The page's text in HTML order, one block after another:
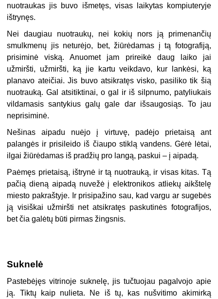
nuotraukas jis buvo išmetęs, visas laikytas kompiuteryje
ištrynęs.
Nei daugiau nuotraukų, nei kokių nors ją primenančių
smulkmenų jis neturėjo, bet, žiūrėdamas į tą fotografiją,
prisiminė viską. Anuomet jam prireikė daug laiko jai
užmiršti, užmiršti, ką jie kartu veikdavo, kur lankėsi, ką
planavo ateičiai. Jis buvo atsikratęs visko, pasiliko tik šią
nuotrauką. Gal atsitiktinai, o gal ir iš silpnumo, patyliukais
vildamasis santykius galų gale dar išsaugosiąs. To jau
neprisiminė.
Nešinas aipadu nuėjo į virtuvę, padėjo prietaisą ant
palangės ir prisileido iš čiaupo stiklą vandens. Gėrė lėtai,
ilgai žiūrėdamas iš pradžių pro langą, paskui – į aipadą.
Paėmęs prietaisą, ištrynė ir tą nuotrauką, ir visas kitas. Tą
pačią dieną aipadą nuvežė į elektronikos atliekų aikštelę
miesto pakraštyje. Ir prisipažino sau, kad vargu ar sugebės
ją visiškai užmiršti net atsikratęs paskutinės fotografijos,
bet čia galėtų būti pirmas žingsnis.
Suknelė
Pastebėjęs vitrinoje suknelę, jis tučtuojau pagalvojo apie
ją. Tiktų kaip nulieta. Ne iš tų, kas nušvitimo akimirką